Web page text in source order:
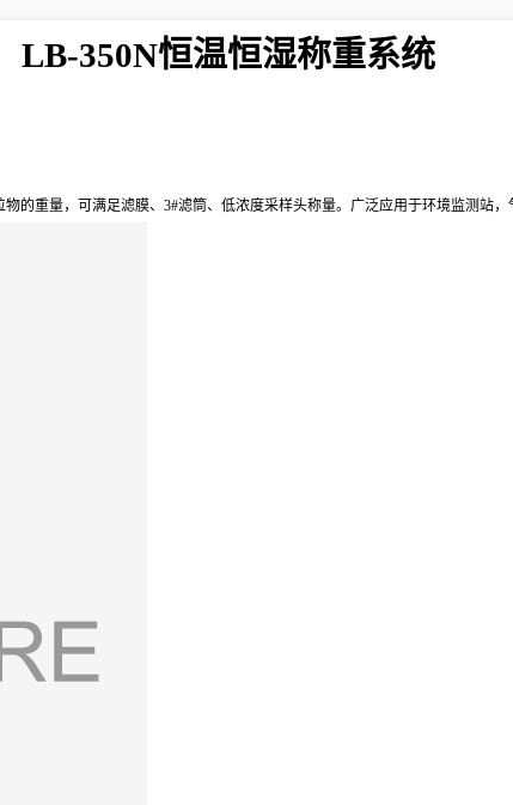
LB-350N恒温恒湿称重系统
物的重量， 可满足滤膜、3#滤筒、低浓度采样头称量。 广泛应用于环境监测站